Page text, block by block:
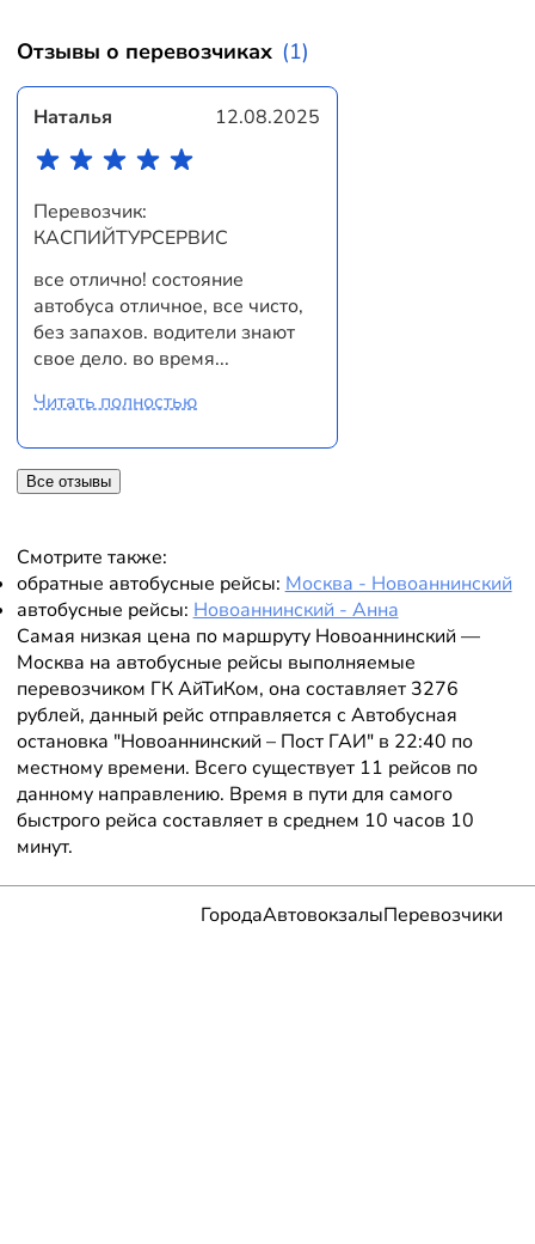
Отзывы о перевозчиках (1)
Наталья 12.08.2025
Перевозчик:
КАСПИЙТУРСЕРВИС
все отлично! состояние
автобуса отличное, все чисто,
без запахов. водители знают
свое дело. во время...
Читать полностью
Все отзывы
Смотрите также:
обратные автобусные рейсы: Москва - Новоаннинский
автобусные рейсы: Новоаннинский - Анна
Самая низкая цена по маршруту Новоаннинский —
Москва на автобусные рейсы выполняемые
перевозчиком ГК АйТиКом, она составляет 3276
рублей, данный рейс отправляется с Автобусная
остановка "Новоаннинский – Пост ГАИ" в 22:40 по
местному времени. Всего существует 11 рейсов по
данному направлению. Время в пути для самого
быстрого рейса составляет в среднем 10 часов 10
минут.
ГородаАвтовокзалыПеревозчики